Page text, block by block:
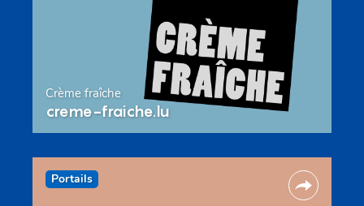
Crème fraîche
creme-fraiche.lu
Portails